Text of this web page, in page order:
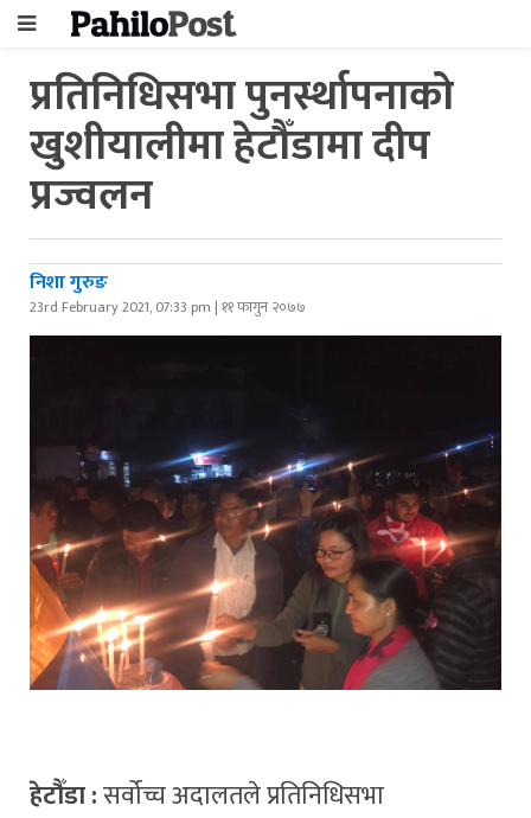
प्रतिनिधिसभा पुनर्स्थापनाको
खुशीयालीमा हेटौँडामा दीप
प्रज्वलन
निशा गुरुङ
23rd February 2021, 07:33 pm | ११ फागुन २०७७
हेटौँडा :सर्वोच्च अदालतले प्रतिनिधिसभा